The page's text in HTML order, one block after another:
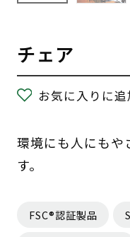
チェア
お気に入りに追
環境にも人にもや
す。
FSC®認証製品